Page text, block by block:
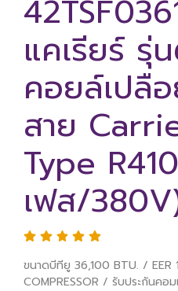
แคเรียร์
คอยล์เปลื
สาย
Type
เฟส/
ขนาดบีทียู 36,100 BTU. /
COMPRESSOR / รับประกันคอ